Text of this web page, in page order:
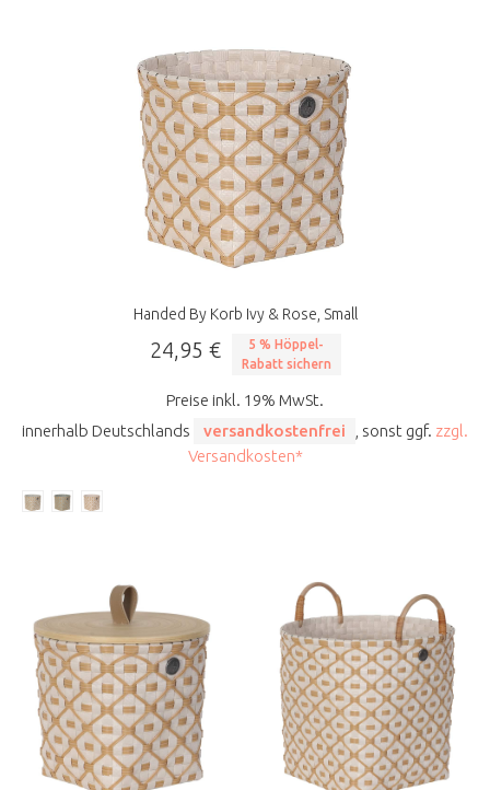
Handed By Korb Ivy & Rose, Small
24,95 €
5 % Höppel-
Rabatt sichern
Preise inkl. 19% MwSt.
innerhalb Deutschlands
versandkostenfrei , sonst ggf. zzgl.
Versandkosten*